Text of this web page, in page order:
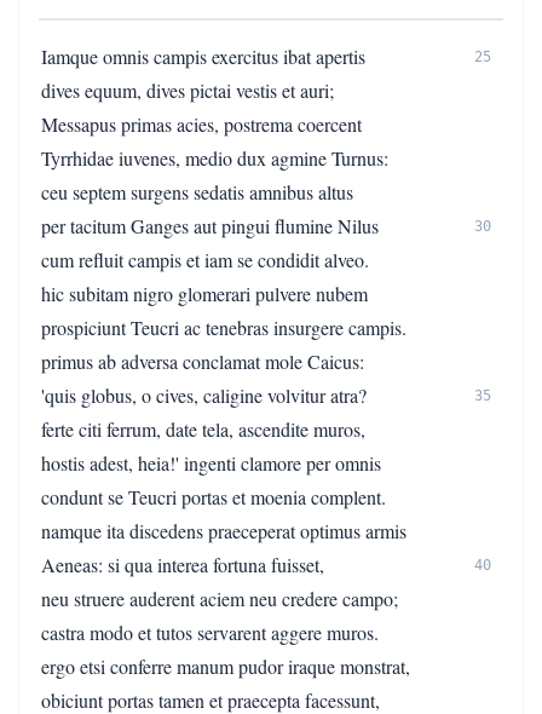
Iamque omnis campis exercitus ibat apertis 25
dives equum, dives pictai vestis et auri;
Messapus primas acies, postrema coercent
Tyrrhidae iuvenes, medio dux agmine Turnus:
ceu septem surgens sedatis amnibus altus
per tacitum Ganges aut pingui flumine Nilus
30
cum refluit campis et iam se condidit alveo.
hic subitam nigro glomerari pulvere nubem
prospiciunt Teucri ac tenebras insurgere campis.
primus ab adversa conclamat mole Caicus:
'quis globus, o cives, caligine volvitur atra?
35
ferte citi ferrum, date tela, ascendite muros,
hostis adest, heia!' ingenti clamore per omnis
condunt se Teucri portas et moenia complent.
namque ita discedens praeceperat optimus armis
Aeneas: si qua interea fortuna fuisset,
40
neu struere auderent aciem neu credere campo;
castra modo et tutos servarent aggere muros.
ergo etsi conferre manum pudor iraque monstrat,
obiciunt portas tamen et praecepta facessunt,